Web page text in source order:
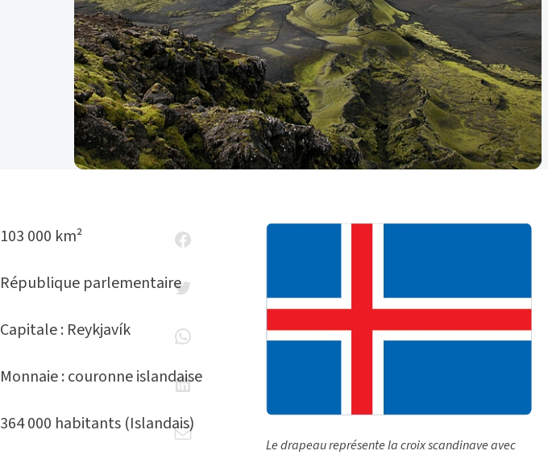
103 000 km²
République parlementaire
Capitale : Reykjavík
Monnaie : couronne islandaise
364 000 habitants (Islandais)
Le drapeau représente la croix scandinave avec